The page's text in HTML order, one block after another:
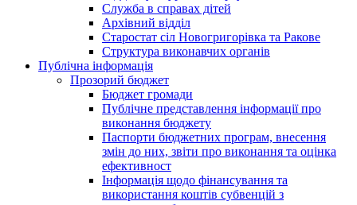
Служба в справах дітей
Архівний відділ
Старостат сіл Новогригорівка та Ракове
Структура виконавчих органів
Публічна інформація
Прозорий бюджет
Бюджет громади
Публічне представлення інформації про
виконання бюджету
Паспорти бюджетних програм, внесення
змін до них, звіти про виконання та оцінка
ефективност
Інформація щодо фінансування та
використання коштів субвенцій з